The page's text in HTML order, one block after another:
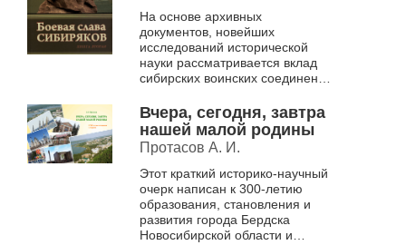
На основе архивных
документов, новейших
исследований исторической
науки рассматривается вклад
сибирских воинских соединений
Вчера, сегодня, завтра
нашей малой родины
Протасов А. И.
Этот краткий историко-научный
очерк написан к 300-летию
образования, становления и
развития города Бердска
Новосибирской области и